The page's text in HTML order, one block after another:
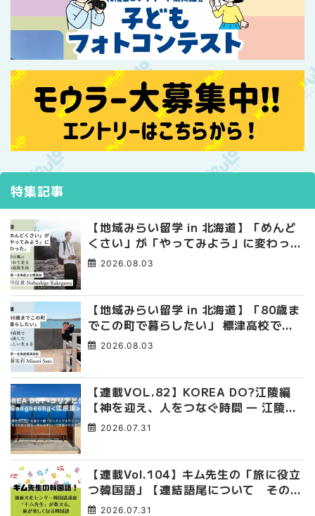
特集記事
【地域みらい留学 in 北海道】「めんど
くさい」が「やってみよう」に変わっ
た。 十勝の風に吹かれて走る、僕の泥
2026.08.03
【地域みらい留学 in 北海道】「80歳ま
でこの町で暮らしたい」 標津高校で踏
み出した、私らしい生き方
2026.08.03
【連載VOL.82】KOREA DO?江陵編
【神を迎え、人をつなぐ時間 ― 江陵端
午祭 】
2026.07.31
【連載Vol.104】キム先生の「旅に役立
つ韓国語」【連結語尾について その
4】2026.07.31